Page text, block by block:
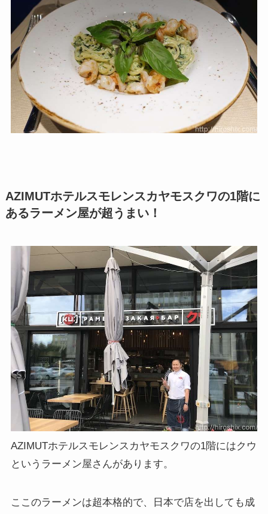
AZIMUTホテルスモレンスカヤモスクワの1階に
あるラーメン屋が超うまい！
AZIMUTホテルスモレンスカヤモスクワの1階にはクウ
というラーメン屋さんがあります。
ここのラーメンは超本格的で、日本で店を出しても成